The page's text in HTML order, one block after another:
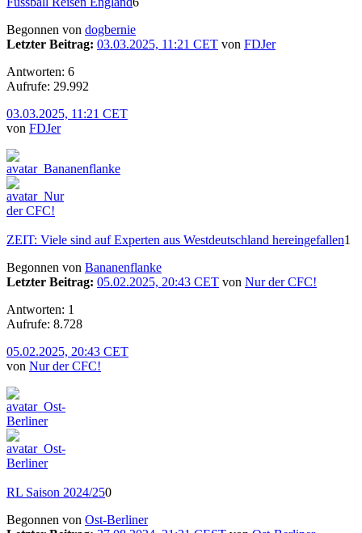
Begonnen von dogbernie
Letzter Beitrag: 03.03.2025, 11:21 CET von FDJer
Antworten: 6
Aufrufe: 29.992
03.03.2025, 11:21 CET
von FDJer
ZEIT: Viele sind auf Experten aus Westdeutschland hereingefallen1
Begonnen von Bananenflanke
Letzter Beitrag: 05.02.2025, 20:43 CET von Nur der CFC!
Antworten: 1
Aufrufe: 8.728
05.02.2025, 20:43 CET
von Nur der CFC!
RL Saison 2024/250
Begonnen von Ost-Berliner